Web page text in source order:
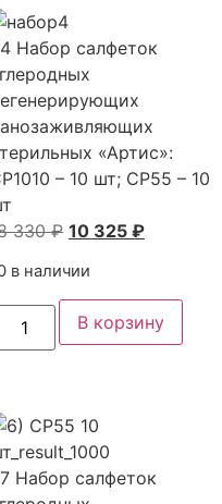
Набор салфеток
«Артис»:
– 10 шт; CP55 – 10
330₽ Первоначальная
составляла
18
330 ₽.
10 325 ₽Текущая
325 ₽.
в наличии
товара
В корзину
Набор салфеток